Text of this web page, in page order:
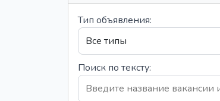
Тип объявления:
Поиск по тексту: